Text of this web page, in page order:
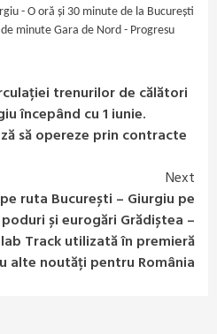
- O oră și 30 minute de la București
minute Gara de Nord - Progresu
trenurilor de călători
începând cu 1 iunie.
să opereze prin contracte
Next
ruta București – Giurgiu pe
și eurogări Grădiștea –
Track utilizată în premieră
alte noutăți pentru România